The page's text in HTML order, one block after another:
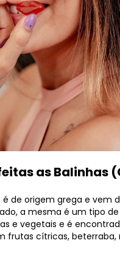
as Balinhas
é de origem grega e vem
a mesma é um tipo
e vegetais e é
frutas cítricas, beterraba,